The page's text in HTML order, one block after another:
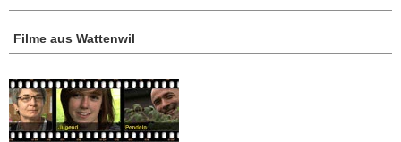
Filme aus Wattenwil